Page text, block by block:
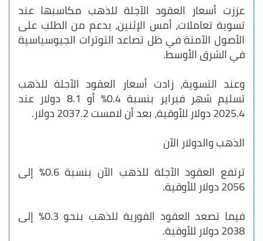
عززت أسعار العقود الآجلة للذهب مكاسبها عند
تسوية تعاملات، أمس الإثنين، بدعم من الطلب على
الأصول الآمنة في ظل تصاعد التوترات الجيوسياسية
في الشرق الأوسط.
وعند التسوية، زادت أسعار العقود الآجلة للذهب
تسليم شهر فبراير بنسبة 0.4% أو 8.1 دولار عند
2025.4 دولار للأوقية، بعد أن لامست 2037.2 دولار.
الذهب والدولار الآن
ترتفع العقود الآجلة للذهب الآن بنسبة 0.6% إلى
2056 دولار للأوقية.
فيما تصعد العقود الفورية للذهب بنحو 0.3% إلى
2038 دولار للأوقية.